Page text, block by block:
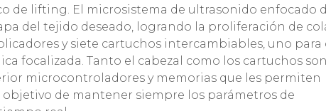
de lifting. El microsistema de ultrasonido enfocado
del tejido deseado, logrando la proliferación de
y siete cartuchos intercambiables, uno para
focalizada. Tanto el cabezal como los cartuchos
microcontroladores y memorias que les permiten
de mantener siempre los parámetros de